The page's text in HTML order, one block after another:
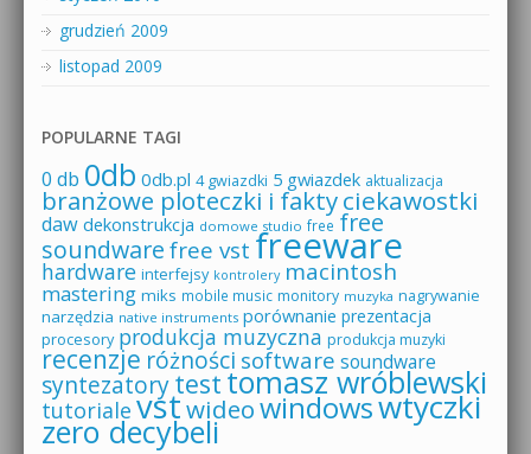
grudzień 2009
listopad 2009
POPULARNE TAGI
0 db 0db 0db.pl 4 gwiazdki 5 gwiazdek aktualizacja
branżowe ploteczki i faktyciekawostki
daw dekonstrukcja domowe studio free free
soundware free vst freeware
hardware interfejsy kontrolery macintosh
mastering miks mobile music monitory muzyka nagrywanie
narzędzia native instruments porównanie prezentacja
procesory produkcja muzyczna produkcja muzyki
recenzje różności software soundware
syntezatorytesttomasz wróblewski
tutoriale vstwideowindowswtyczki
zero decybeli